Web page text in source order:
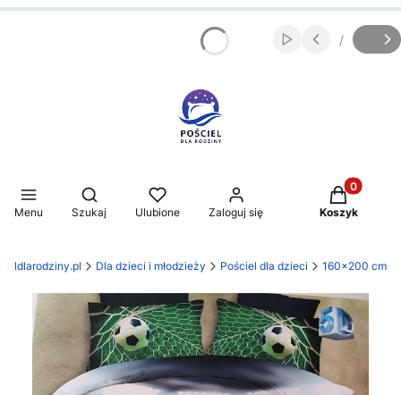
Włącz Slajd
/
z
Menu
Otwórz wyszukiwarkę
Szukaj Ulubione Zaloguj się
Produkty
Koszyk
Dla dzieci i młodzieży Pościel dla dzieci 160x200 cm